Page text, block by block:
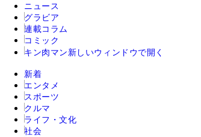
ニュース
グラビア
連載コラム
コミック
キン肉マン 新しいウィンドウで開く
新着
エンタメ
スポーツ
クルマ
ライフ・文化
社会